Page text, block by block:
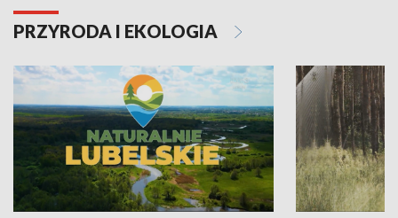
PRZYRODA I EKOLOGIA